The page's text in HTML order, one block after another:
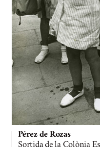
Pérez de Rozas
Sortida de la Colònia